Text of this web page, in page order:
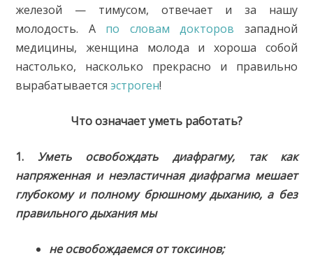
железой — тимусом, отвечает и за нашу
молодость. А по словам докторов западной
медицины, женщина молода и хороша собой
настолько, насколько прекрасно и правильно
вырабатываетсяэстроген!
Что означает уметь работать?
1. Уметь освобождать диафрагму, так как
напряженная и неэластичная диафрагма мешает
глубокому и полному брюшному дыханию, а без
правильного дыхания мы
не освобождаемся от токсинов;